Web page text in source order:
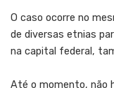
O caso ocorre no
de diversas etnias
na capital federal,
Até o momento, não